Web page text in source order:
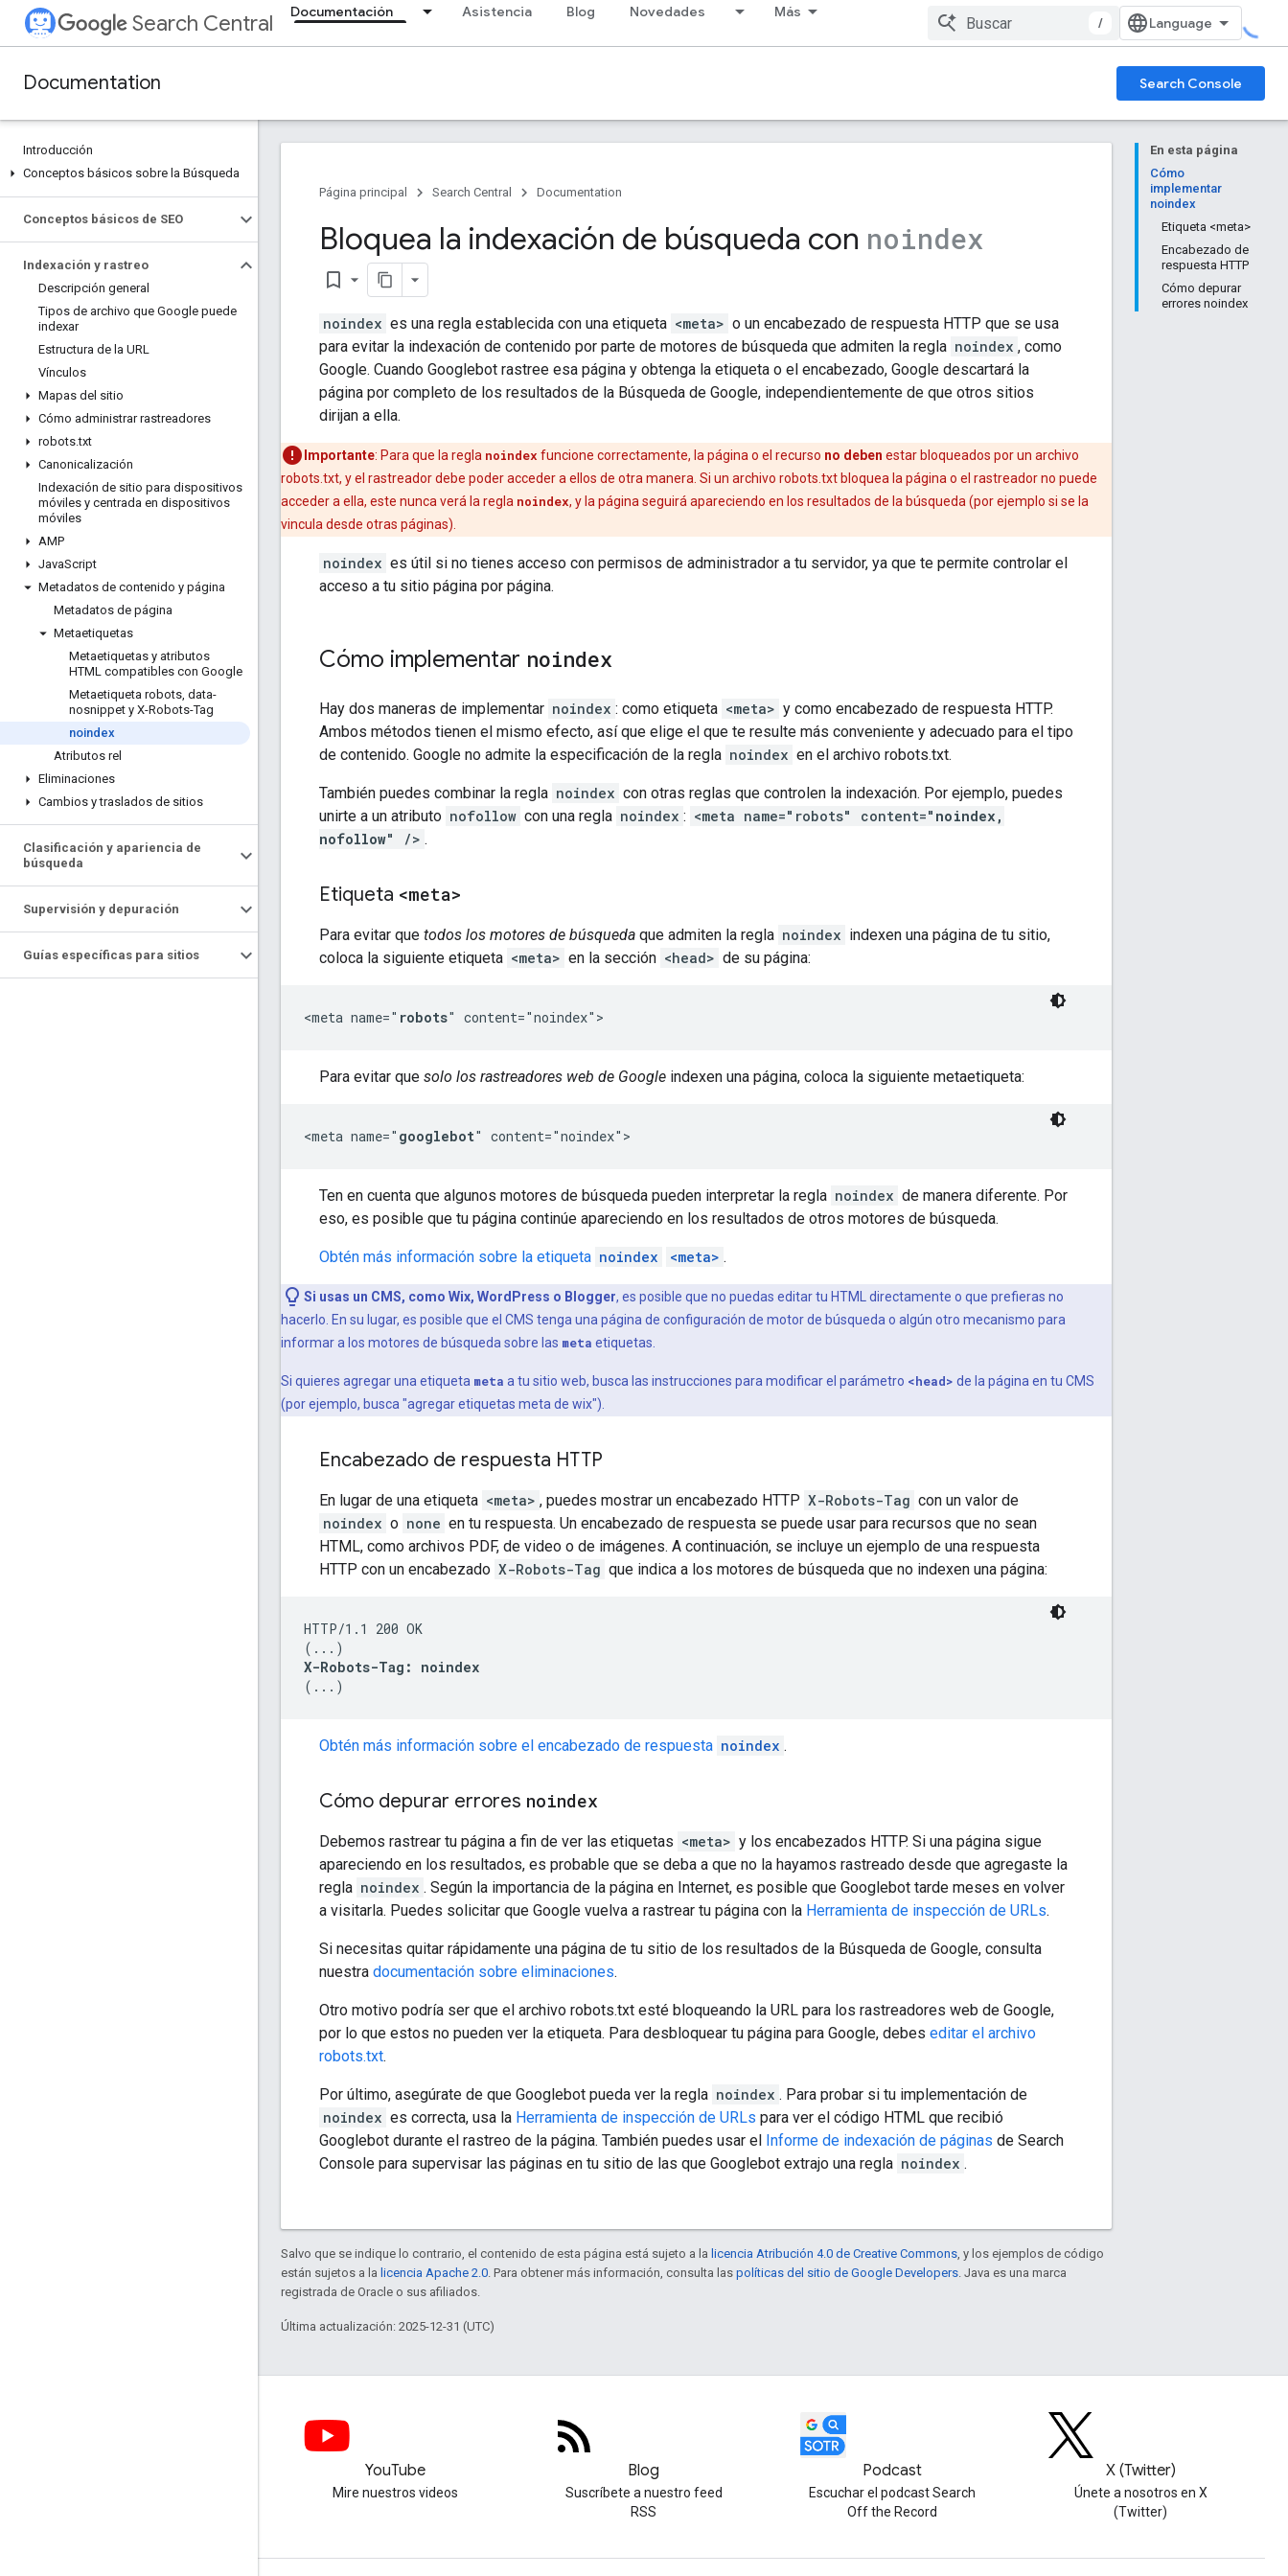
Search Central Documentación Asistencia Blog Novedades Más
/
Documentation Search Console
Introducción
Conceptos básicos sobre la Búsqueda
Conceptos básicos de SEO
Indexación y rastreo
Descripción general
Tipos de archivo que Google puede
indexar
Estructura de la URL
Vínculos
Mapas del sitio
Cómo administrar rastreadores
robots.txt
Canonicalización
Indexación de sitio para dispositivos
móviles y centrada en dispositivos
móviles
AMP
JavaScript
Metadatos de contenido y página
Metadatos de página
Metaetiquetas
Metaetiquetas y atributos
HTML compatibles con Google
Metaetiqueta robots, data-
nosnippet y X-Robots-Tag
noindex
Atributos rel
Eliminaciones
Cambios y traslados de sitios
Clasificación y apariencia de
búsqueda
Supervisión y depuración
Guías específicas para sitios
En esta página
Cómo
implementar
noindex
Etiqueta <meta>
Encabezado de
respuesta HTTP
Cómo depurar
errores noindex
Página principal Search Central Documentation
Bloquea la indexación de búsqueda con noindex
bookmark_border
noindex es una regla establecida con una etiqueta <meta> o un encabezado de respuesta HTTP que se usa
para evitar la indexación de contenido por parte de motores de búsqueda que admiten la regla noindex , como
Google. Cuando Googlebot rastree esa página y obtenga la etiqueta o el encabezado, Google descartará la
página por completo de los resultados de la Búsqueda de Google, independientemente de que otros sitios
dirijan a ella.
Importante: Para que la regla noindex funcione correctamente, la página o el recurso no deben estar bloqueados por un archivo
robots.txt, y el rastreador debe poder acceder a ellos de otra manera. Si un archivo robots.txt bloquea la página o el rastreador no puede
acceder a ella, este nunca verá la regla noindex, y la página seguirá apareciendo en los resultados de la búsqueda (por ejemplo si se la
vincula desde otras páginas).
noindex es útil si no tienes acceso con permisos de administrador a tu servidor, ya que te permite controlar el
acceso a tu sitio página por página.
Cómo implementar noindex
Hay dos maneras de implementar noindex : como etiqueta <meta> y como encabezado de respuesta HTTP.
Ambos métodos tienen el mismo efecto, así que elige el que te resulte más conveniente y adecuado para el tipo
de contenido. Google no admite la especificación de la regla noindex en el archivo robots.txt.
También puedes combinar la regla noindex con otras reglas que controlen la indexación. Por ejemplo, puedes
unirte a un atributo nofollow con una regla noindex : <meta name="robots" content=" noindex,
nofollow" /> .
Etiqueta <meta>
Para evitar que todos los motores de búsqueda que admiten la regla noindex indexen una página de tu sitio,
coloca la siguiente etiqueta <meta> en la sección <head> de su página:
<meta name=" robots" content="noindex">
Para evitar que solo los rastreadores web de Google indexen una página, coloca la siguiente metaetiqueta:
<meta name=" googlebot" content="noindex">
Ten en cuenta que algunos motores de búsqueda pueden interpretar la regla noindex de manera diferente. Por
eso, es posible que tu página continúe apareciendo en los resultados de otros motores de búsqueda.
Obtén más información sobre la etiqueta noindex <meta> .
Si usas un CMS, como Wix, WordPress o Blogger, es posible que no puedas editar tu HTML directamente o que prefieras no
hacerlo. En su lugar, es posible que el CMS tenga una página de configuración de motor de búsqueda o algún otro mecanismo para
informar a los motores de búsqueda sobre las meta etiquetas.
Si quieres agregar una etiqueta meta a tu sitio web, busca las instrucciones para modificar el parámetro <head> de la página en tu CMS
(por ejemplo, busca "agregar etiquetas meta de wix").
Encabezado de respuesta HTTP
En lugar de una etiqueta <meta> , puedes mostrar un encabezado HTTP X-Robots-Tag con un valor de
noindex o none en tu respuesta. Un encabezado de respuesta se puede usar para recursos que no sean
HTML, como archivos PDF, de video o de imágenes. A continuación, se incluye un ejemplo de una respuesta
HTTP con un encabezado X-Robots-Tag que indica a los motores de búsqueda que no indexen una página:
HTTP/1.1 200 OK
X-Robots-Tag: noindex
(...)
Obtén más información sobre el encabezado de respuesta noindex .
Cómo depurar errores noindex
Debemos rastrear tu página a fin de ver las etiquetas <meta> y los encabezados HTTP. Si una página sigue
apareciendo en los resultados, es probable que se deba a que no la hayamos rastreado desde que agregaste la
regla noindex . Según la importancia de la página en Internet, es posible que Googlebot tarde meses en volver
a visitarla. Puedes solicitar que Google vuelva a rastrear tu página con la Herramienta de inspección de URLs.
Si necesitas quitar rápidamente una página de tu sitio de los resultados de la Búsqueda de Google, consulta
nuestra documentación sobre eliminaciones.
Otro motivo podría ser que el archivo robots.txt esté bloqueando la URL para los rastreadores web de Google,
por lo que estos no pueden ver la etiqueta. Para desbloquear tu página para Google, debes editar el archivo
robots.txt.
Por último, asegúrate de que Googlebot pueda ver la regla noindex . Para probar si tu implementación de
noindex es correcta, usa la Herramienta de inspección de URLs para ver el código HTML que recibió
Googlebot durante el rastreo de la página. También puedes usar el Informe de indexación de páginas de Search
Console para supervisar las páginas en tu sitio de las que Googlebot extrajo una regla noindex .
Salvo que se indique lo contrario, el contenido de esta página está sujeto a la licencia Atribución 4.0 de Creative Commons , y los ejemplos de código
están sujetos a la licencia Apache 2.0 . Para obtener más información, consulta las políticas del sitio de Google Developers . Java es una marca
registrada de Oracle o sus afiliados.
Última actualización: 2025-12-31 (UTC)
YouTube
Mire nuestros videos
Blog
Suscríbete a nuestro feed
RSS
Podcast
Escuchar el podcast Search
Off the Record
X (Twitter)
Únete a nosotros en X
(Twitter)